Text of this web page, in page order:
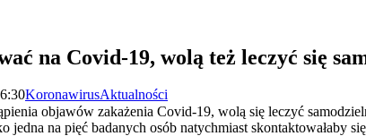
na Covid-19, wolą też leczyć się
KoronawirusAktualności
objawów zakażenia Covid-19, wolą się leczyć
jedna na pięć badanych osób natychmiast skontaktowałaby